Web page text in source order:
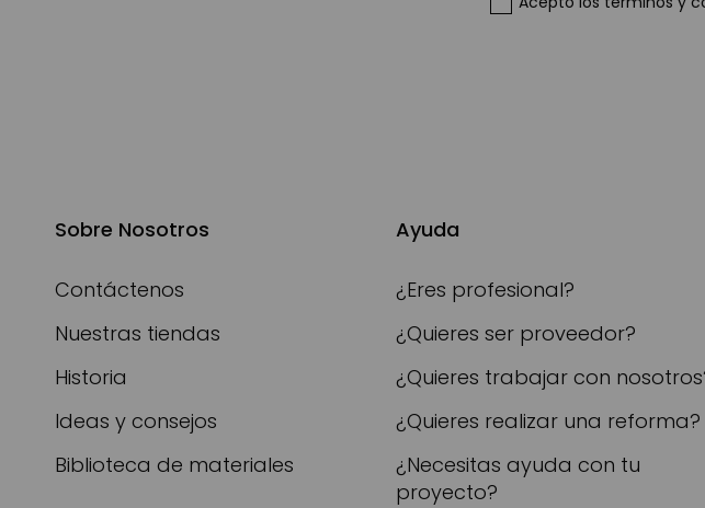
Sobre Nosotros
Contáctenos
Nuestras tiendas
Historia
Ideas y consejos
Biblioteca de materiales
Ayuda
¿Eres profesional?
¿Quieres ser proveedor?
¿Quieres trabajar con
¿Quieres realizar una reforma?
¿Necesitas ayuda con tu
proyecto?